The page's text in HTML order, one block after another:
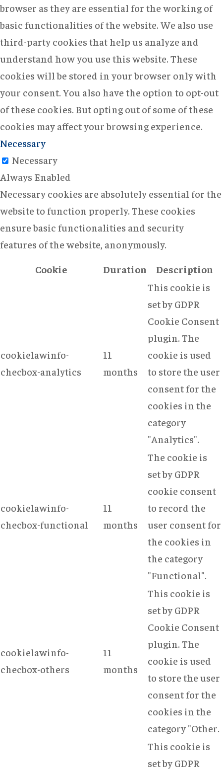
browser as they are essential for the working of
basic functionalities of the website. We also use
third-party cookies that help us analyze and
understand how you use this website. These
cookies will be stored in your browser only with
your consent. You also have the option to opt-out
of these cookies. But opting out of some of these
cookies may affect your browsing experience.
Necessary
Necessary
Always Enabled
Necessary cookies are absolutely essential for the
website to function properly. These cookies
ensure basic functionalities and security
features of the website, anonymously.
Cookie
Duration Description
cookielawinfo-
checbox-analytics
11
months
This cookie is
set by GDPR
Cookie Consent
plugin. The
cookie is used
to store the user
consent for the
cookies in the
category
"Analytics".
cookielawinfo-
checbox-functional
11
months
The cookie is
set by GDPR
cookie consent
to record the
user consent for
the cookies in
the category
"Functional".
cookielawinfo-
checbox-others
11
months
This cookie is
set by GDPR
Cookie Consent
plugin. The
cookie is used
to store the user
consent for the
cookies in the
category "Other.
This cookie is
set by GDPR